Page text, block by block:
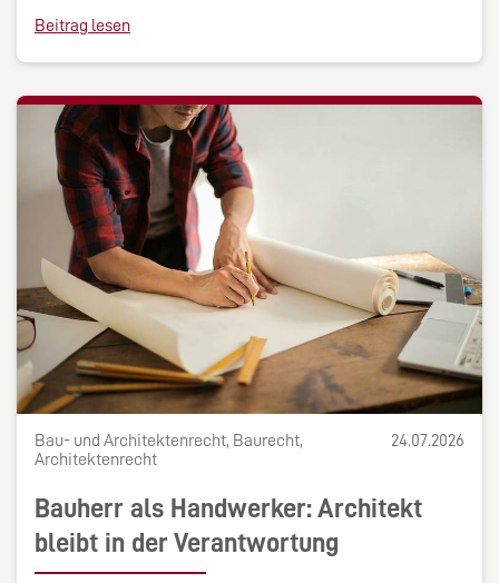
Beitrag lesen
Bau- und Architektenrecht, Baurecht,
Architektenrecht
24.07.2026
Bauherr als Handwerker: Architekt
bleibt in der Verantwortung